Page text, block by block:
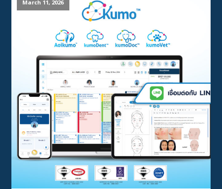
March 11, 2026